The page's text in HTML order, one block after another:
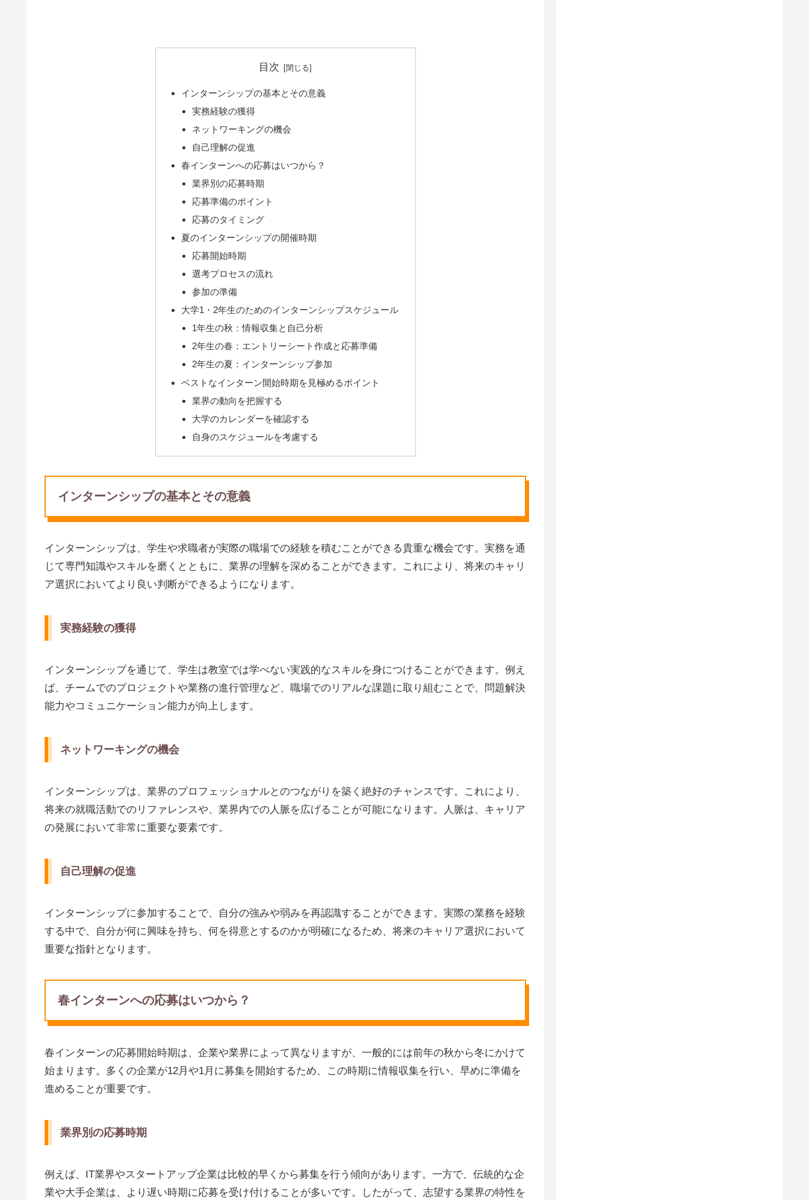
目次
インターンシップの基本とその意義
実務経験の獲得
ネットワーキングの機会
自己理解の促進
春インターンへの応募はいつから？
業界別の応募時期
応募準備のポイント
応募のタイミング
夏のインターンシップの開催時期
応募開始時期
選考プロセスの流れ
参加の準備
大学1・2年生のためのインターンシップスケジュール
1年生の秋：情報収集と自己分析
2年生の春：エントリーシート作成と応募準備
2年生の夏：インターンシップ参加
ベストなインターン開始時期を見極めるポイント
業界の動向を把握する
大学のカレンダーを確認する
自身のスケジュールを考慮する
インターンシップの基本とその意義
インターンシップは、学生や求職者が実際の職場での経験を積むことができる貴重な機会です。実務を通
じて専門知識やスキルを磨くとともに、業界の理解を深めることができます。これにより、将来のキャリ
ア選択においてより良い判断ができるようになります。
実務経験の獲得
インターンシップを通じて、学生は教室では学べない実践的なスキルを身につけることができます。例え
ば、チームでのプロジェクトや業務の進行管理など、職場でのリアルな課題に取り組むことで、問題解決
能力やコミュニケーション能力が向上します。
ネットワーキングの機会
インターンシップは、業界のプロフェッショナルとのつながりを築く絶好のチャンスです。これにより、
将来の就職活動でのリファレンスや、業界内での人脈を広げることが可能になります。人脈は、キャリア
の発展において非常に重要な要素です。
自己理解の促進
インターンシップに参加することで、自分の強みや弱みを再認識することができます。実際の業務を経験
する中で、自分が何に興味を持ち、何を得意とするのかが明確になるため、将来のキャリア選択において
重要な指針となります。
春インターンへの応募はいつから？
春インターンの応募開始時期は、企業や業界によって異なりますが、一般的には前年の秋から冬にかけて
始まります。多くの企業が12月や1月に募集を開始するため、この時期に情報収集を行い、早めに準備を
進めることが重要です。
業界別の応募時期
例えば、IT業界やスタートアップ企業は比較的早くから募集を行う傾向があります。一方で、伝統的な企
業や大手企業は、より遅い時期に応募を受け付けることが多いです。したがって、志望する業界の特性を